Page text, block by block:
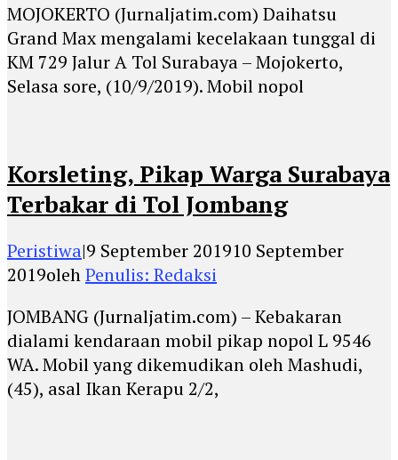
MOJOKERTO (Jurnaljatim.com) Daihatsu
Grand Max mengalami kecelakaan tunggal di
KM 729 Jalur A Tol Surabaya – Mojokerto,
Selasa sore, (10/9/2019). Mobil nopol
Korsleting, Pikap Warga Surabaya
Terbakar di Tol Jombang
Peristiwa|9 September 201910 September
2019olehPenulis: Redaksi
JOMBANG (Jurnaljatim.com) – Kebakaran
dialami kendaraan mobil pikap nopol L 9546
WA. Mobil yang dikemudikan oleh Mashudi,
(45), asal Ikan Kerapu 2/2,